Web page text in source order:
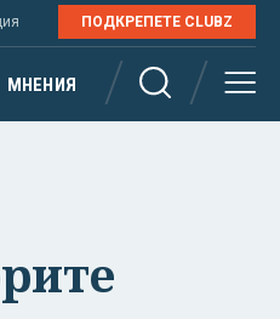
ПОДКРЕПЕТЕ CLUBZ
МНЕНИЯ